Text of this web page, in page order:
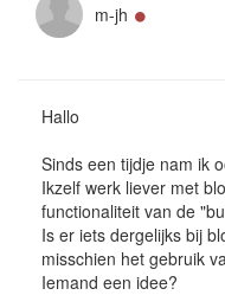
m-jh
Hallo
Sinds een tijdje nam ik
Ikzelf werk liever met
functionaliteit van de
Is er iets dergelijks bij
misschien het gebruik
Iemand een idee?